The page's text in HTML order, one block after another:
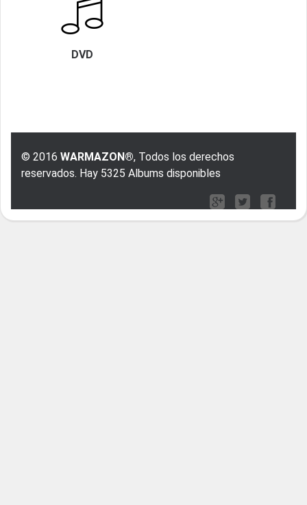
DVD
© 2016 WARMAZON®, Todos los derechos
reservados. Hay 5325 Albums disponibles